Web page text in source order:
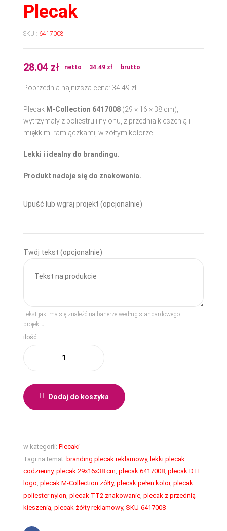
Plecak
SKU : 6417008
28.04 zł netto 34.49 zł brutto
Poprzednia najniższa cena: 34.49 zł
Plecak M-Collection 6417008 (29 × 16 × 38 cm),
wytrzymały z poliestru i nylonu, z przednią kieszenią i
miękkimi ramiączkami, w żółtym kolorze.
Lekki i idealny do brandingu.
Produkt nadaje się do znakowania.
Upuść lub wgraj projekt (opcjonalnie)
Twój tekst (opcjonalnie)
Tekst jaki ma się znaleźć na banerze według standardowego
projektu.
ilość
Dodaj do koszyka
w kategorii: Plecaki
Tagi na temat: branding plecak reklamowy, lekki plecak
codzienny, plecak 29x16x38 cm, plecak 6417008, plecak DTF
logo, plecak M-Collection żółty, plecak pełen kolor, plecak
poliester nylon, plecak TT2 znakowanie, plecak z przednią
kieszenią, plecak żółty reklamowy, SKU-6417008